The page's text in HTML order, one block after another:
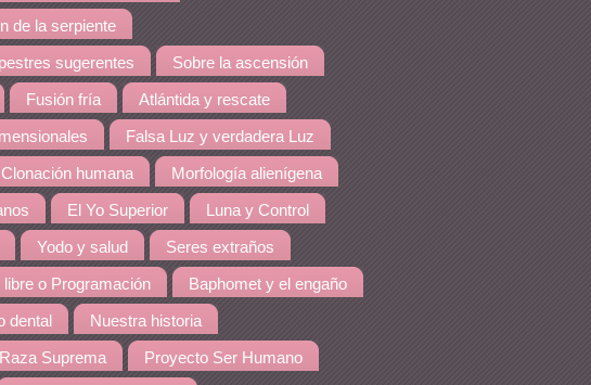
de la serpiente
sugerentes Sobre la ascensión
Fusión fría Atlántida y rescate
Falsa Luz y verdadera Luz
Clonación humana Morfología alienígena
El Yo Superior Luna y Control
Yodo y salud Seres extraños
libre o Programación Baphomet y el engaño
dental Nuestra historia
Suprema Proyecto Ser Humano